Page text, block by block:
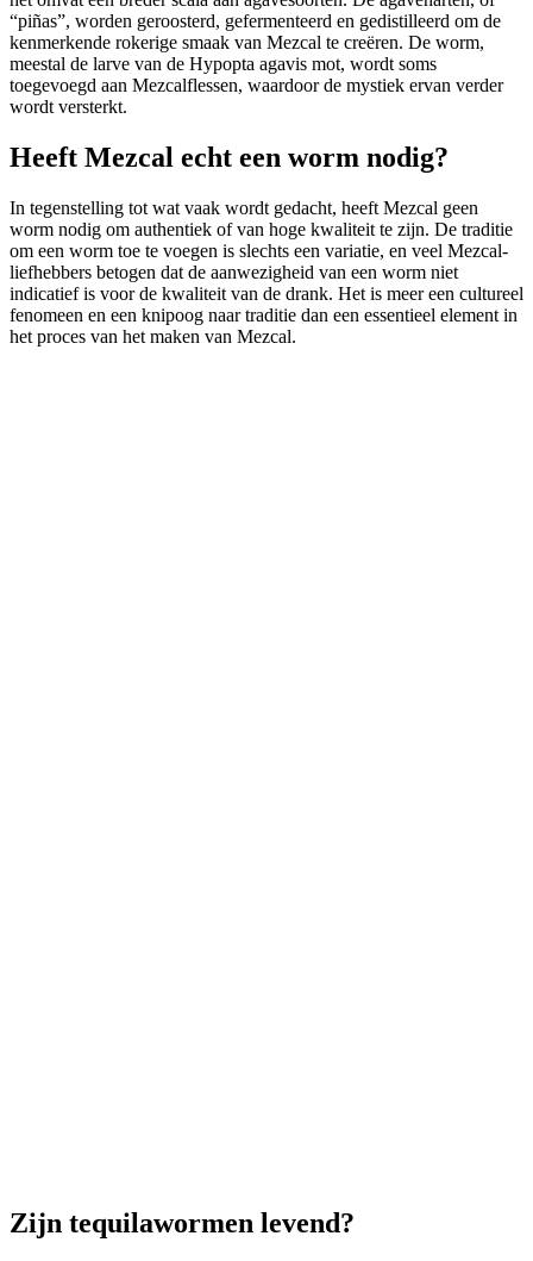
“piñas”, worden geroosterd, gefermenteerd en gedistilleerd om de
kenmerkende rokerige smaak van Mezcal te creëren. De worm,
meestal de larve van de Hypopta agavis mot, wordt soms
toegevoegd aan Mezcalflessen, waardoor de mystiek ervan verder
wordt versterkt.
Heeft Mezcal echt een worm nodig?
In tegenstelling tot wat vaak wordt gedacht, heeft Mezcal geen
worm nodig om authentiek of van hoge kwaliteit te zijn. De traditie
om een worm toe te voegen is slechts een variatie, en veel Mezcal-
liefhebbers betogen dat de aanwezigheid van een worm niet
indicatief is voor de kwaliteit van de drank. Het is meer een cultureel
fenomeen en een knipoog naar traditie dan een essentieel element in
het proces van het maken van Mezcal.
Zijn tequilawormen levend?